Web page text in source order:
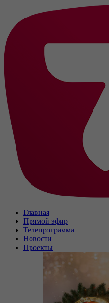
Главная
Прямой эфир
Телепрограмма
Новости
Проекты